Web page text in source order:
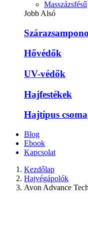
Masszázsfésű
Jobb Alsó
Hővédők
UV-védők
Hajfestékek
Hajtípus
Blog
Ebook
Kapcsolat
Kezdőlap
Hajvégápolók
Avon Advance